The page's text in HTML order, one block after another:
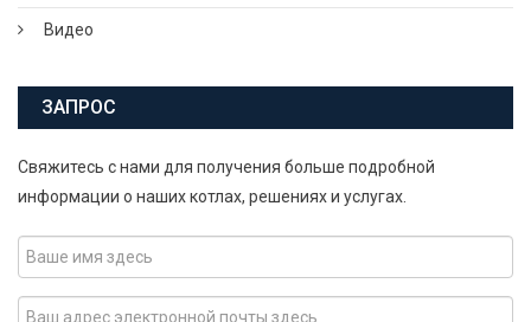
Видео
ЗАПРОС
Свяжитесь с нами для получения больше подробной
информации о наших котлах, решениях и услугах.